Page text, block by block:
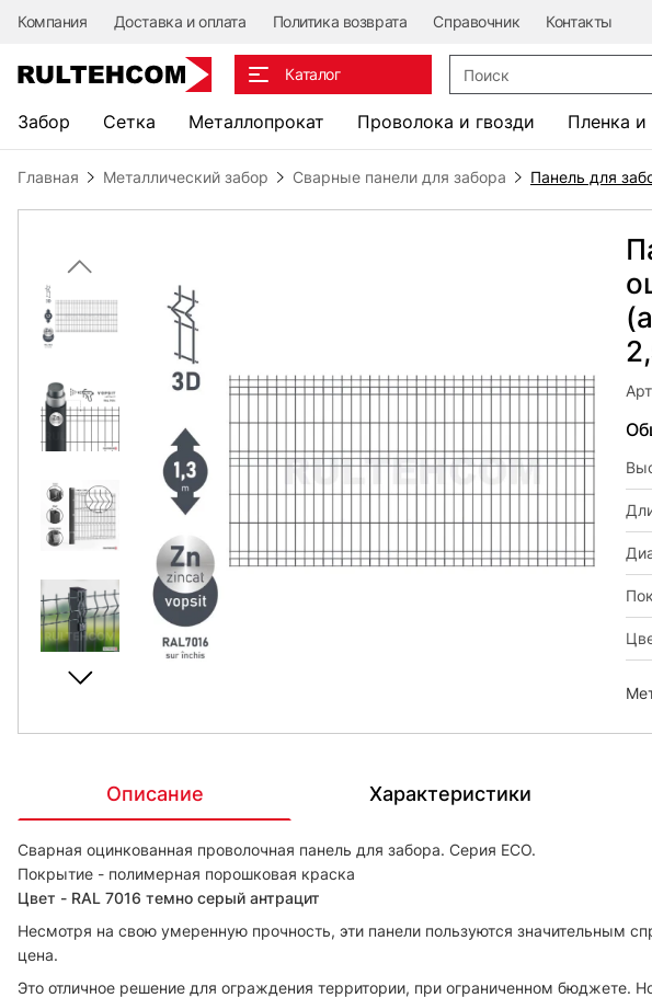
Компания Доставка и оплата Политика возврата Справочник Контакты
Каталог
Забор Сетка Металлопрокат Проволока и гвозди Пленка
Главная Металлический забор Сварные панели для забора Панель для
Описание Характеристики
Сварная оцинкованная проволочная панель для забора. Серия ЕСО.
Покрытие - полимерная порошковая краска
Цвет - RAL 7016 темно серый антрацит
Несмотря на свою умеренную прочность, эти панели пользуются значительным
цена.
Это отличное решение для ограждения территории, при ограниченном бюджете.